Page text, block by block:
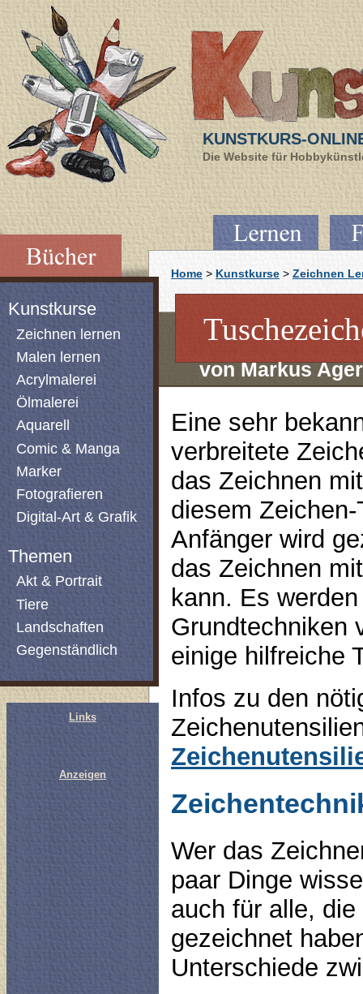
KUNSTKURS-
Die Website für
Kunstkurse
Zeichnen lernen
Malen lernen
Acrylmalerei
Ölmalerei
Aquarell
Comic & Manga
Marker
Fotografieren
Digital-Art & Grafik
Themen
Akt & Portrait
Tiere
Landschaften
Gegenständlich
Links
Anzeigen
Home > Kunstkurse > Zeichnen
von Markus
Eine sehr
verbreitete
das Zeichnen
diesem
Anfänger wird
das Zeichnen
kann. Es
Grundtechniken
einige hilfreiche
Infos zu den
Wer das
paar Dinge
auch für alle,
gezeichnet
Unterschiede